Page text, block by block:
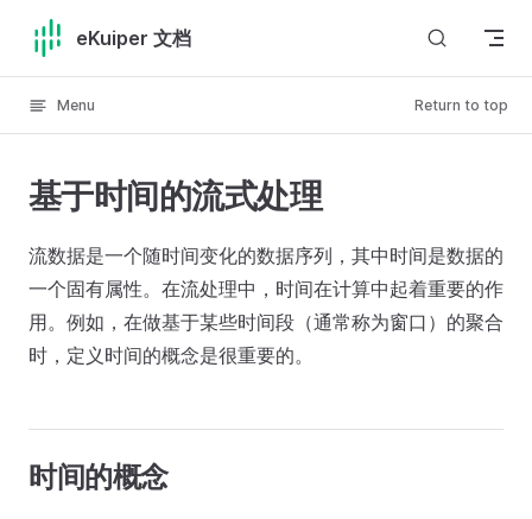
Skip to content
eKuiper 文档
Menu Return to top
基于时间的流式处理
流数据是一个随时间变化的数据序列，其中时间是数据的
一个固有属性。在流处理中，时间在计算中起着重要的作
用。例如，在做基于某些时间段（通常称为窗口）的聚合
时，定义时间的概念是很重要的。
时间的概念